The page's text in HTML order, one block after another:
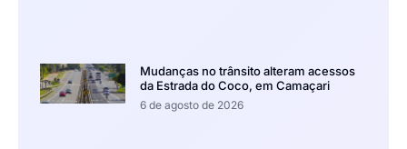
Mudanças no trânsito alteram acessos
da Estrada do Coco, em Camaçari
6 de agosto de 2026